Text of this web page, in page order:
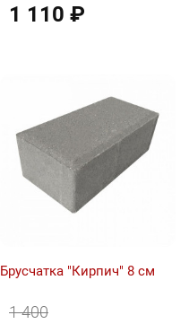
1 110 ₽
Брусчатка "Кирпич" 8 см
1 400